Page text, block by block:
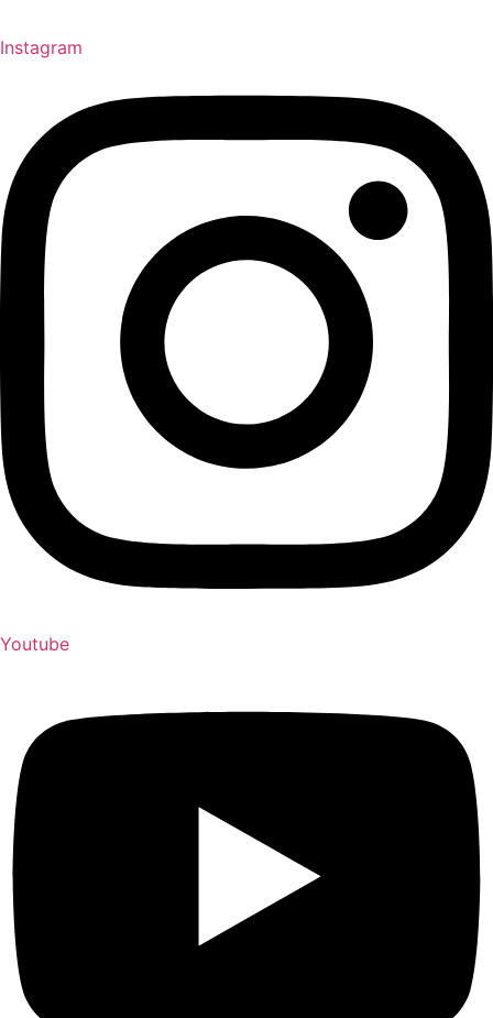
Instagram
Youtube